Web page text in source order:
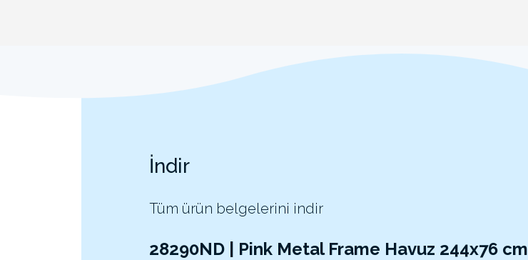
İndir
Tüm ürün belgelerini indir
28290ND | Pink Metal Frame Havuz 244x76